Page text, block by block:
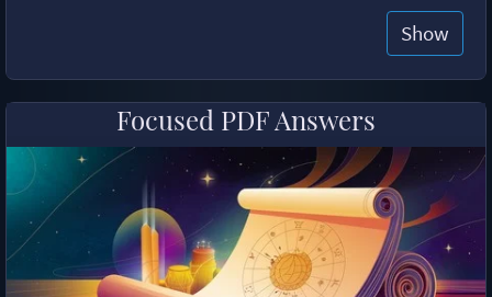
Show
Focused PDF Answers